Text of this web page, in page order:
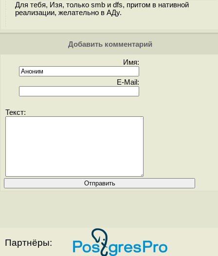
Для тебя, Изя, только smb и dfs, притом в нативной
реализации, желательно в АДу.
Добавить комментарий
Имя:
E-Mail:
Текст:
Партнёры: